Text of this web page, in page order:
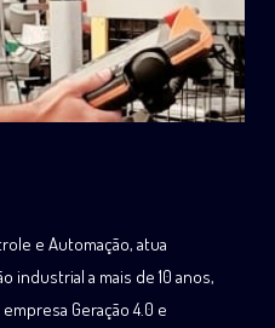
e Automação, atua
industrial a mais de 10 anos,
Geração 4.0 e